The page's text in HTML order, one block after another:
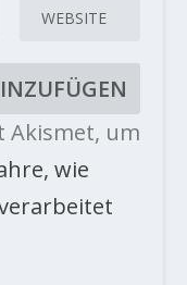
Akismet, um
wie